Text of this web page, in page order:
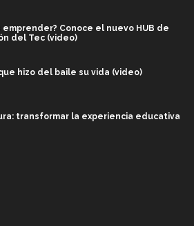
emprender? Conoce el nuevo HUB de
del Tec (video)
hizo del baile su vida (video)
transformar la experiencia educativa